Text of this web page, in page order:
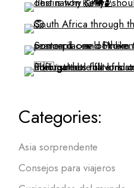
Categories:
Asia sorprendente
Consejos para viajeros